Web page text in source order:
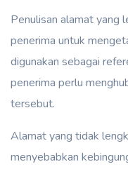
Penulisan alamat yang
penerima untuk
digunakan sebagai
penerima perlu
tersebut.
Alamat yang tidak
menyebabkan